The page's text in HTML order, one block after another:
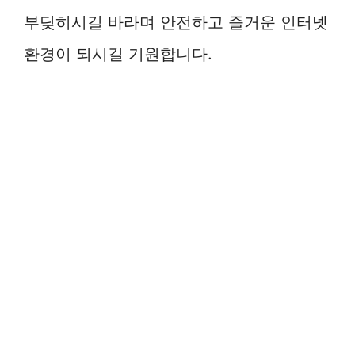
부딪히시길 바라며 안전하고 즐거운 인터넷
환경이 되시길 기원합니다.